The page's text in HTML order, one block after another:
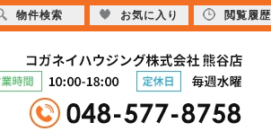
物件検索 お気に入り 閲覧履歴